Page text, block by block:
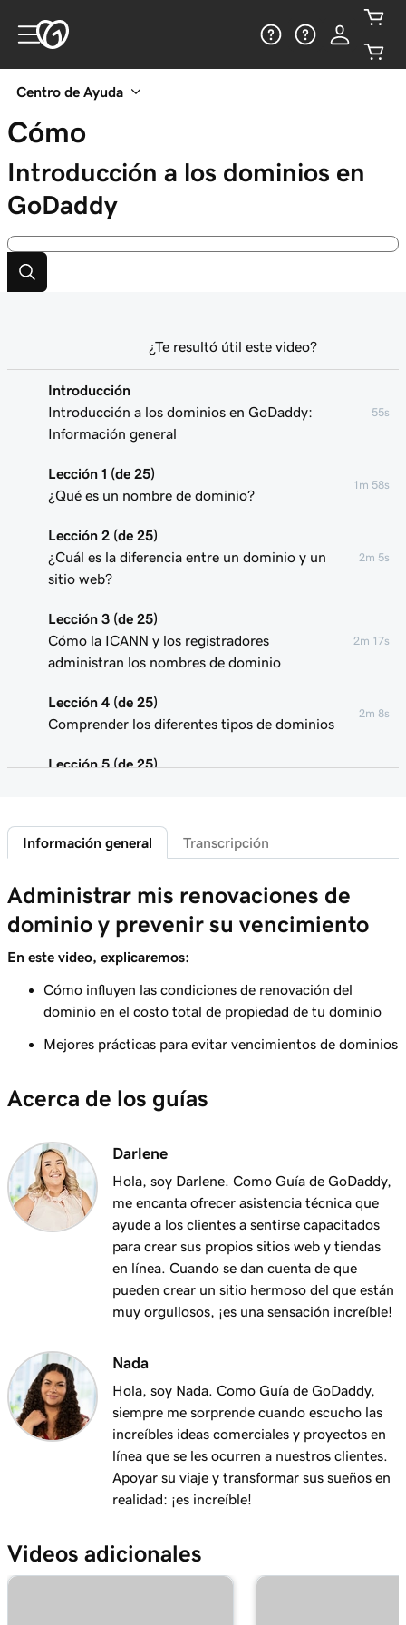
Centro de Ayuda
Cómo
Introducción a los dominios en
GoDaddy
Introducción
Introducción a los dominios en GoDaddy:
Información general
55s
Lección 1 (de 25)
¿Qué es un nombre de dominio?
1m 58s
Lección 2 (de 25)
¿Cuál es la diferencia entre un dominio y un
sitio web?
2m 5s
Lección 3 (de 25)
Cómo la ICANN y los registradores
administran los nombres de dominio
2m 17s
Lección 4 (de 25)
Comprender los diferentes tipos de dominios
2m 8s
Lección 5 (de 25)
Lección 6 (de 25)
¿Qué es un subdominio?
Lección 7 (de 25)
Los mejores consejos para elegir un gran
dominio
Lección 8 (de 25)
¿Cómo se determina la propiedad del
dominio?
Lección 9 (de 25)
Lección 10 (de 25)
Lección 11 (de 25)
Qué hacer si el dominio que quiero es tomado
4m 12s
¿Qué es el servicio de gestor de dominios de
Lección 13 (de 25)
Lección 14 (de 25)
Conectar un dominio a mi sitio Websites +
Marketing
1m 25s
Lección 15 (de 25)
Conecta tu dominio a un sitio web de Hosting
administrado para WordPress
Lección 16 (de 25)
¿Debo usar un redireccionamiento 301 o 302?
¿Te resultó útil este video?
Información general Transcripción
Administrar mis renovaciones de
dominio y prevenir su vencimiento
En este video, explicaremos:
Cómo influyen las condiciones de renovación del
dominio en el costo total de propiedad de tu dominio
Mejores prácticas para evitar vencimientos de dominios
Acerca de los guías
Darlene
Hola, soy Darlene. Como Guía de GoDaddy,
me encanta ofrecer asistencia técnica que
ayude a los clientes a sentirse capacitados
para crear sus propios sitios web y tiendas
en línea. Cuando se dan cuenta de que
pueden crear un sitio hermoso del que están
muy orgullosos, ¡es una sensación increíble!
Nada
Hola, soy Nada. Como Guía de GoDaddy,
siempre me sorprende cuando escucho las
increíbles ideas comerciales y proyectos en
línea que se les ocurren a nuestros clientes.
Apoyar su viaje y transformar sus sueños en
realidad: ¡es increíble!
Videos adicionales